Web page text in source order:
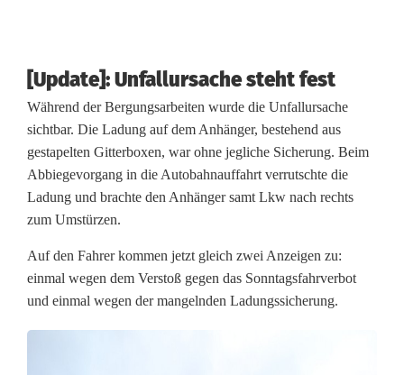
u
s
g
e
a
u
f
[Update]: Unfallursache steht fest
Während der Bergungsarbeiten wurde die Unfallursache
sichtbar. Die Ladung auf dem Anhänger, bestehend aus
gestapelten Gitterboxen, war ohne jegliche Sicherung. Beim
Abbiegevorgang in die Autobahnauffahrt verrutschte die
Ladung und brachte den Anhänger samt Lkw nach rechts
zum Umstürzen.
Auf den Fahrer kommen jetzt gleich zwei Anzeigen zu:
einmal wegen dem Verstoß gegen das Sonntagsfahrverbot
und einmal wegen der mangelnden Ladungssicherung.